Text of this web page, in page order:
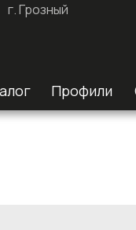
Профили
г. Грозный